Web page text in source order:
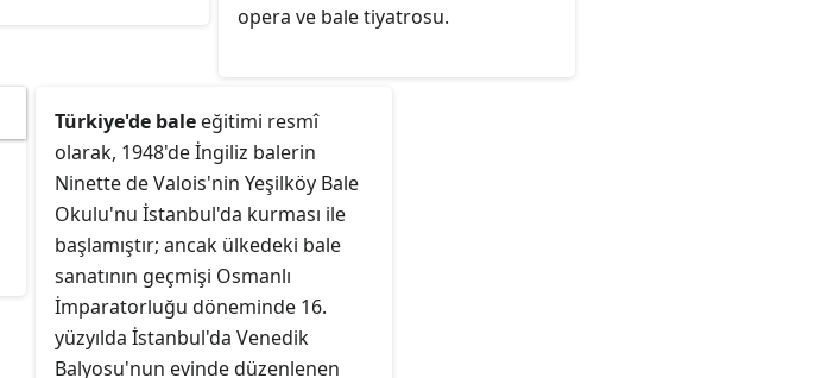
opera ve bale tiyatrosu.
Türkiye'de bale eğitimi resmî
olarak, 1948'de İngiliz balerin
Ninette de Valois'nin Yeşilköy Bale
Okulu'nu İstanbul'da kurması ile
başlamıştır; ancak ülkedeki bale
sanatının geçmişi Osmanlı
İmparatorluğu döneminde 16.
yüzyılda İstanbul'da Venedik
Balyosu'nun evinde düzenlenen